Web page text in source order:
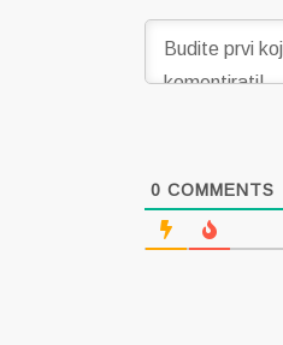
0 COMMENTS